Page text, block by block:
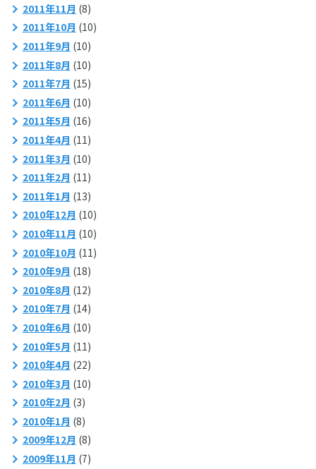
2011年11月 (8)
2011年10月 (10)
2011年9月 (10)
2011年8月 (10)
2011年7月 (15)
2011年6月 (10)
2011年5月 (16)
2011年4月 (11)
2011年3月 (10)
2011年2月 (11)
2011年1月 (13)
2010年12月 (10)
2010年11月 (10)
2010年10月 (11)
2010年9月 (18)
2010年8月 (12)
2010年7月 (14)
2010年6月 (10)
2010年5月 (11)
2010年4月 (22)
2010年3月 (10)
2010年2月 (3)
2010年1月 (8)
2009年12月 (8)
2009年11月 (7)